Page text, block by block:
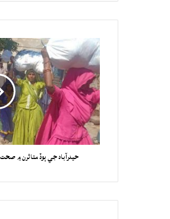
حيدرآباد جي ٻوڏ متاثرن ۾